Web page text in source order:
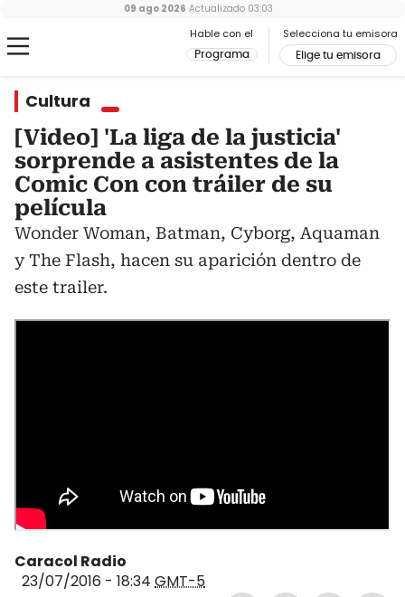
Hable con el
Programa
Selecciona tu emisora
Elige tu emisora
09 ago 2026 Actualizado 03:03
Cultura
[Video] 'La liga de la justicia'
sorprende a asistentes de la
Comic Con con tráiler de su
película
Wonder Woman, Batman, Cyborg, Aquaman
y The Flash, hacen su aparición dentro de
este trailer.
Caracol Radio
23/07/2016 - 18:34 GMT-5